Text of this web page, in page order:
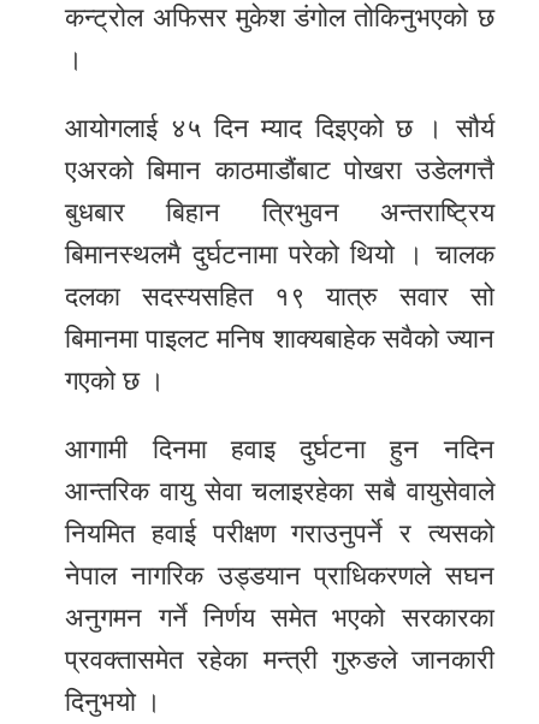
कन्ट्रोल अफिसर मुकेश डंगोल तोकिनुभएको छ
।
आयोगलाई ४५ दिन म्याद दिइएको छ । सौर्य
एअरको बिमान काठमाडौंबाट पोखरा उडेलगत्तै
बुधबार बिहान त्रिभुवन अन्तराष्ट्रिय
बिमानस्थलमै दुर्घटनामा परेको थियो । चालक
दलका सदस्यसहित १९ यात्रु सवार सो
बिमानमा पाइलट मनिष शाक्यबाहेक सवैको ज्यान
गएको छ ।
आगामी दिनमा हवाइ दुर्घटना हुन नदिन
आन्तरिक वायु सेवा चलाइरहेका सबै वायुसेवाले
नियमित हवाई परीक्षण गराउनुपर्ने र त्यसको
नेपाल नागरिक उड्डयान प्राधिकरणले सघन
अनुगमन गर्ने निर्णय समेत भएको सरकारका
प्रवक्तासमेत रहेका मन्त्री गुरुङले जानकारी
दिनुभयो ।